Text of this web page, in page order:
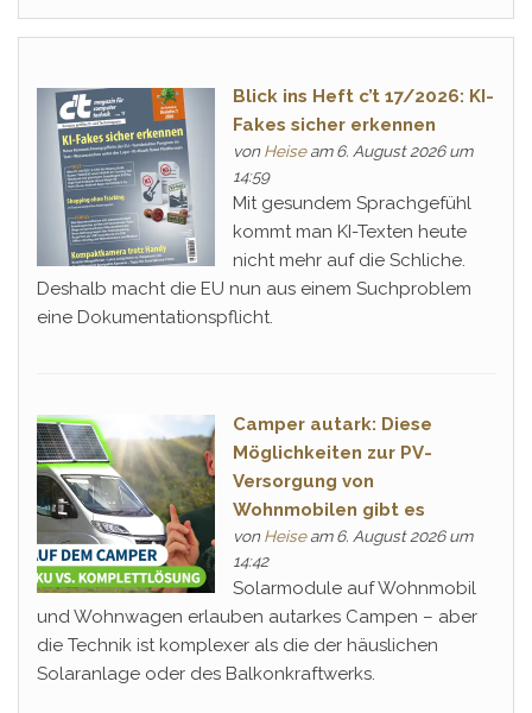
Blick ins Heft c’t 17/2026: KI-
Fakes sicher erkennen
von Heiseam 6. August 2026 um
14:59
Mit gesundem Sprachgefühl
kommt man KI-Texten heute
nicht mehr auf die Schliche.
Deshalb macht die EU nun aus einem Suchproblem
eine Dokumentationspflicht.
Camper autark: Diese
Möglichkeiten zur PV-
Versorgung von
Wohnmobilen gibt es
von Heiseam 6. August 2026 um
14:42
Solarmodule auf Wohnmobil
und Wohnwagen erlauben autarkes Campen – aber
die Technik ist komplexer als die der häuslichen
Solaranlage oder des Balkonkraftwerks.